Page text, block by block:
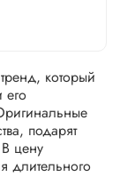
который
его
подарят
цену
длительного